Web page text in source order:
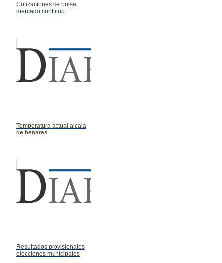
Cotizaciones de bolsa
mercado continuo
Temperatura actual alcala
de henares
Resultados provisionales
elecciones municipales